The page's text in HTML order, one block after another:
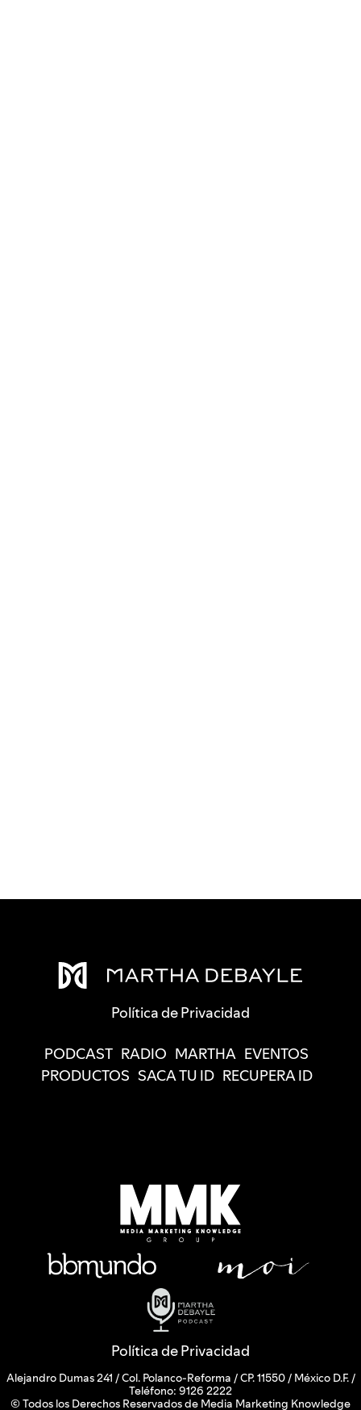
Política de Privacidad
PODCAST RADIO MARTHA EVENTOS
PRODUCTOS SACA TU ID RECUPERA ID
Política de Privacidad
Alejandro Dumas 241 / Col. Polanco-Reforma / CP. 11550 / México D.F. /
Teléfono: 9126 2222
© Todos los Derechos Reservados de Media Marketing Knowledge